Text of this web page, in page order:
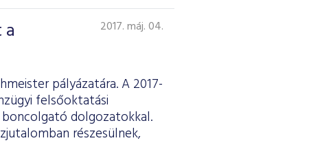
2017. máj. 04.
pályázatára. A 2017-
felsőoktatási
dolgozatokkal.
részesülnek,